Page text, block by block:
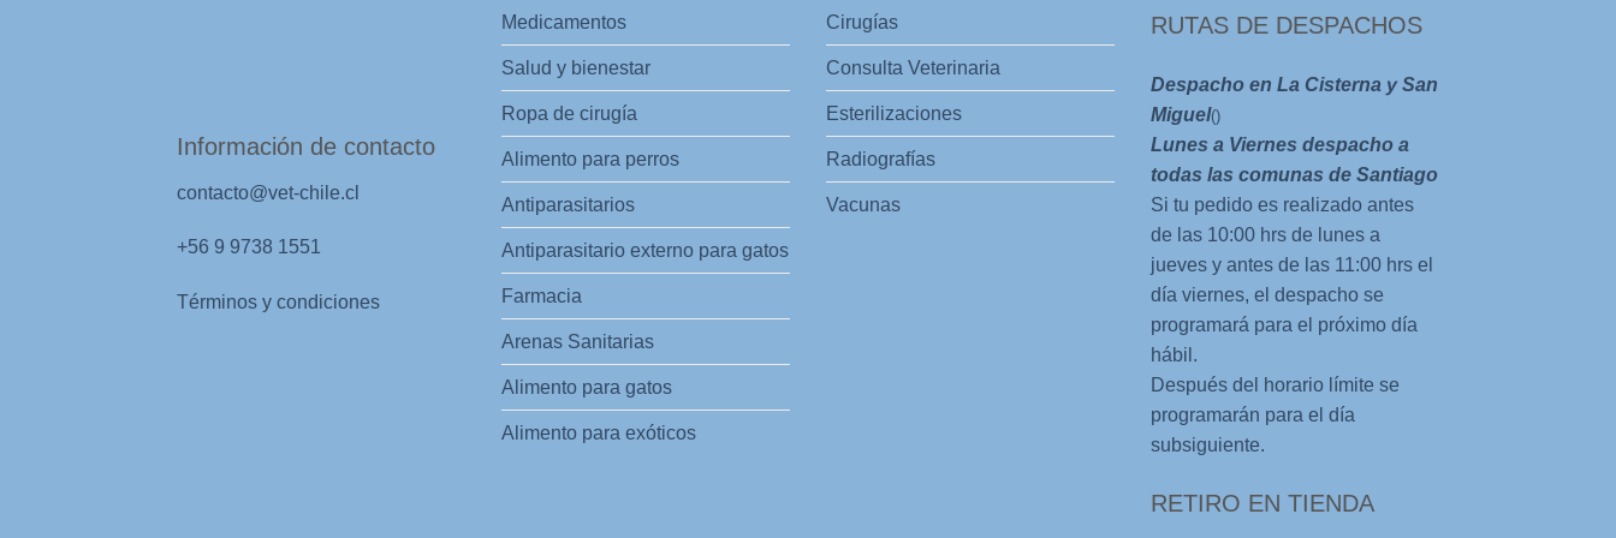
Información de contacto
contacto@vet-chile.cl
+56 9 9738 1551
Términos y condiciones
Medicamentos
Salud y bienestar
Ropa de cirugía
Alimento para perros
Antiparasitarios
Antiparasitario externo para gatos
Farmacia
Arenas Sanitarias
Alimento para gatos
Alimento para exóticos
Cirugías
Consulta Veterinaria
Esterilizaciones
Radiografías
Vacunas
RUTAS DE DESPACHOS
Despacho en La Cisterna y San
Miguel()
Lunes a Viernes despacho a
todas las comunas de Santiago
Si tu pedido es realizado antes
de las 10:00 hrs de lunes a
jueves y antes de las 11:00 hrs el
día viernes, el despacho se
programará para el próximo día
hábil.
Después del horario límite se
programarán para el día
subsiguiente.
RETIRO EN TIENDA